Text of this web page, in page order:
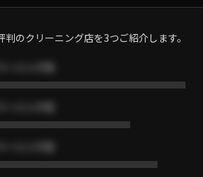
判のクリーニング店を3つご紹介します。